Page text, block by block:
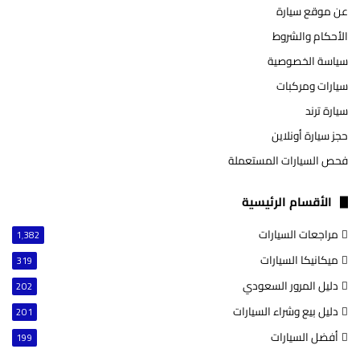
عن موقع سيارة
الأحكام والشروط
سياسة الخصوصية
سيارات ومركبات
سيارة ترند
حجز سيارة أونلاين
فحص السيارات المستعملة
الأقسام الرئيسية
مراجعات السيارات 1٬382
ميكانيكا السيارات 319
دليل المرور السعودي 202
دليل بيع وشراء السيارات 201
أفضل السيارات 199